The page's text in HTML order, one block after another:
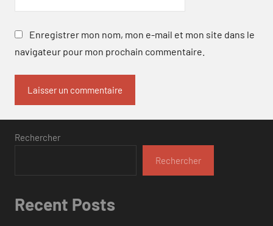
Enregistrer mon nom, mon e-mail et mon site dans le
navigateur pour mon prochain commentaire.
Rechercher
Rechercher
Recent Posts